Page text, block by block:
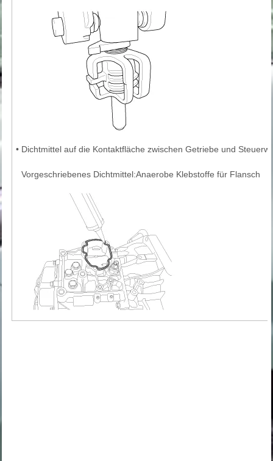
• Dichtmittel auf die Kontaktfläche zwischen Getriebe und
Vorgeschriebenes Dichtmittel:Anaerobe Klebstoffe für Flansch